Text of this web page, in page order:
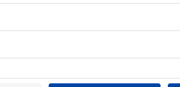
ihrer Tour eine Pause
ihrem neuen Album «petal»
auch der Sommerhit behauptet